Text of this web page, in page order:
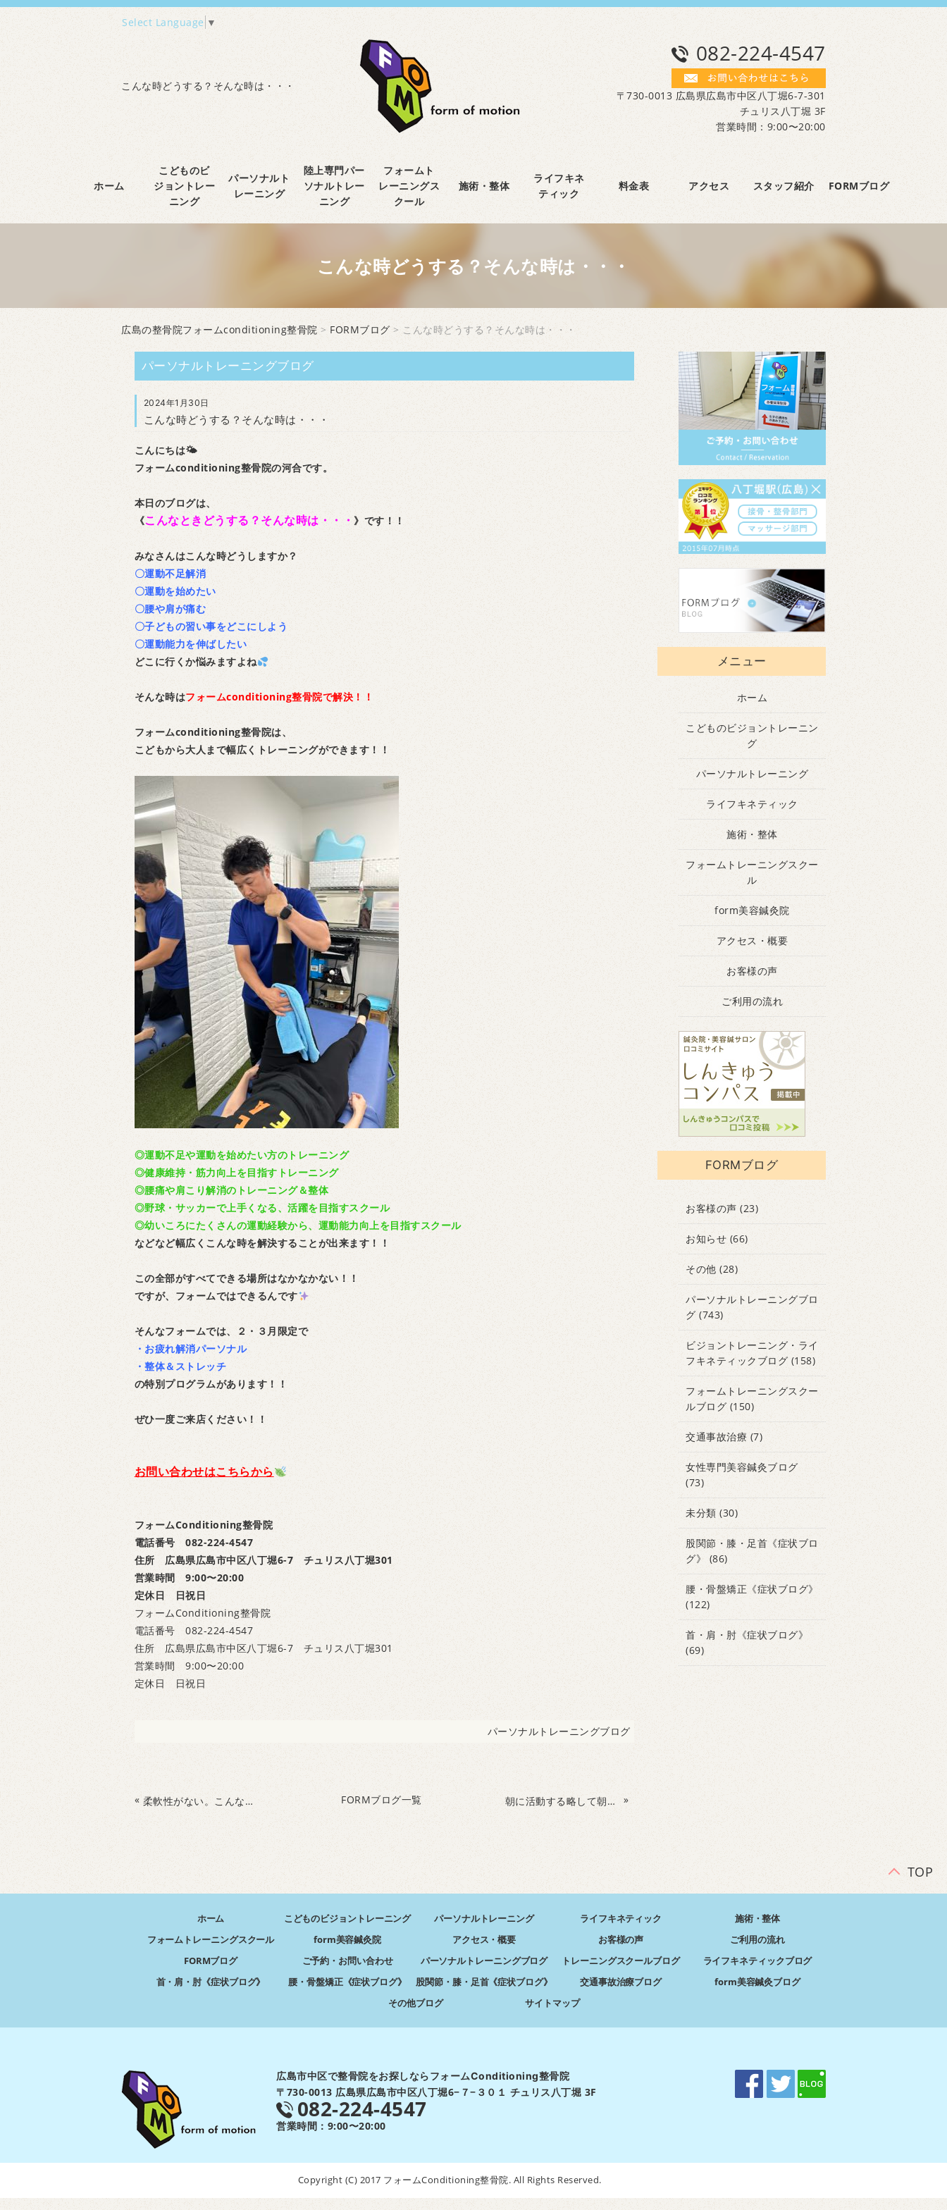
Select Language ▼
こんな時どうする？そんな時は・・・
082-224-4547
〒730-0013 広島県広島市中区八丁堀6-7-301
チュリス八丁堀 3F
営業時間：9:00〜20:00
ホーム
こどものビ
ジョントレー
ニング
パーソナルト
レーニング
陸上専門パー
ソナルトレー
ニング
フォームト
レーニングス
クール
施術・整体
ライフキネ
ティック
料金表 アクセス スタッフ紹介 FORMブログ
こんな時どうする？そんな時は・・・
広島の整骨院フォームconditioning整骨院 > FORMブログ > こんな時どうする？そんな時は・・・
パーソナルトレーニングブログ
2024年1月30日
こんな時どうする？そんな時は・・・
こんにちは🌤
フォームconditioning整骨院の河合です。
本日のブログは、
《こんなときどうする？そんな時は・・・ 》です！！
みなさんはこんな時どうしますか？
〇運動不足解消
〇運動を始めたい
〇腰や肩が痛む
〇子どもの習い事をどこにしよう
〇運動能力を伸ばしたい
どこに行くか悩みますよね
そんな時はフォームconditioning整骨院で解決！！
フォームconditioning整骨院は、
こどもから大人まで幅広くトレーニングができます！！
◎運動不足や運動を始めたい方のトレーニング
◎健康維持・筋力向上を目指すトレーニング
◎腰痛や肩こり解消のトレーニング＆整体
◎野球・サッカーで上手くなる、活躍を目指すスクール
◎幼いころにたくさんの運動経験から、運動能力向上を目指すスクール
などなど幅広くこんな時を解決することが出来ます！！
この全部がすべてできる場所はなかなかない！！
ですが、フォームではできるんです
そんなフォームでは、２・３月限定で
・お疲れ解消パーソナル
・整体＆ストレッチ
の特別プログラムがあります！！
ぜひ一度ご来店ください！！
お問い合わせはこちらから
フォームConditioning整骨院
電話番号 082-224-4547
住所 広島県広島市中区八丁堀6-7 チュリス八丁堀301
営業時間 9:00〜20:00
定休日 日祝日
フォームConditioning整骨院
電話番号 082-224-4547
住所 広島県広島市中区八丁堀6-7 チュリス八丁堀301
営業時間 9:00〜20:00
定休日 日祝日
パーソナルトレーニングブログ
« 柔軟性がない。こんな問題が・・・ FORMブログ一覧 朝に活動する略して朝活のメリット！！ »
メニュー
ホーム
こどものビジョントレーニン
グ
パーソナルトレーニング
ライフキネティック
施術・整体
フォームトレーニングスクー
ル
form美容鍼灸院
アクセス・概要
お客様の声
ご利用の流れ
FORMブログ
お客様の声 (23)
お知らせ (66)
その他 (28)
パーソナルトレーニングブロ
グ (743)
ビジョントレーニング・ライ
フキネティックブログ (158)
フォームトレーニングスクー
ルブログ(150)
交通事故治療 (7)
女性専門美容鍼灸ブログ
(73)
未分類 (30)
股関節・膝・足首《症状ブロ
グ》
(86)
腰・骨盤矯正《症状ブログ》
(122)
首・肩・肘《症状ブログ》
(69)
TOP
ホーム こどものビジョントレーニング パーソナルトレーニング ライフキネティック
施術・整体
フォームトレーニングスクール
form美容鍼灸院 アクセス・概要 お客様の声
ご利用の流れ
FORMブログ
ご予約・お問い合わせ パーソナルトレーニングブログ トレーニングスクールブログ
ライフキネティックブログ
首・肩・肘《症状ブログ》
腰・骨盤矯正《症状ブログ》 股関節・膝・足首《症状ブログ》 交通事故治療ブログ
form美容鍼灸ブログ
その他ブログ
サイトマップ
広島市中区で整骨院をお探しならフォームConditioning整骨院
〒730-0013 広島県広島市中区八丁堀6−７−３０１ チュリス八丁堀 3F
082-224-4547
営業時間：9:00〜20:00
Copyright (C) 2017 フォームConditioning整骨院. All Rights Reserved.